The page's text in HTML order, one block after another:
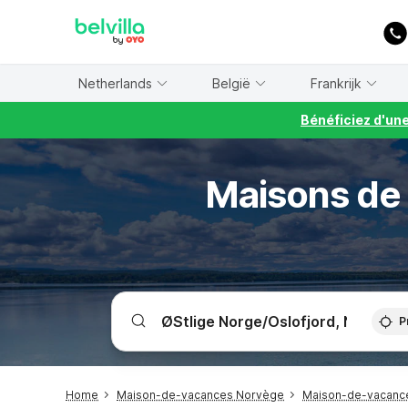
Netherlands België Frankrijk
Bénéficiez
Maisons
Home Maison-de-vacances Norvège Maison-de-